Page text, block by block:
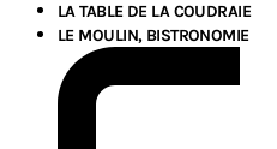
LA TABLE DE LA COUDRAIE
LE MOULIN, BISTRONOMIE